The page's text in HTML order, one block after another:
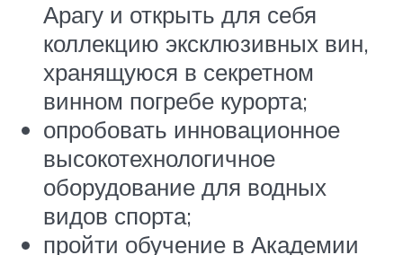
Арагу и открыть для себя
коллекцию эксклюзивных вин,
хранящуюся в секретном
винном погребе курорта;
опробовать инновационное
высокотехнологичное
оборудование для водных
видов спорта;
пройти обучение в Академии